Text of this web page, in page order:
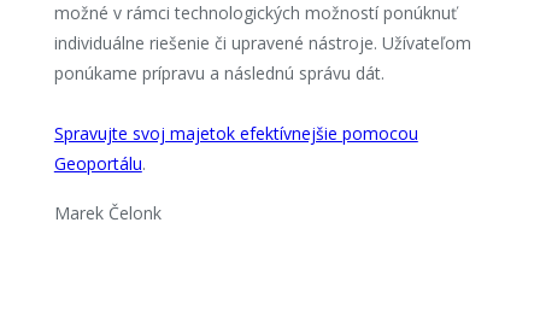
možné v rámci technologických možností ponúknuť
individuálne riešenie či upravené nástroje. Užívateľom
ponúkame prípravu a následnú správu dát.
Spravujte svoj majetok efektívnejšie pomocou
Geoportálu.
Marek Čelonk